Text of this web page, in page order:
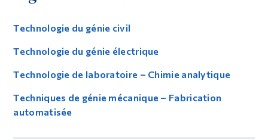
Technologie du génie civil
Technologie du génie électrique
Technologie de laboratoire – Chimie analytique
Techniques de génie mécanique – Fabrication
automatisée